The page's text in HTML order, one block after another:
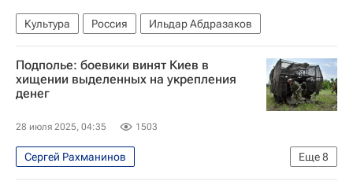
Верховная Рада Украины
Вооруженные силы Украины
Культура Россия Ильдар Абдразаков
Подполье: боевики винят Киев в
хищении выделенных на укрепления
денег
28 июля 2025, 04:35 1503
Еще8
Сергей Рахманинов
Специальная военная операция на Украине